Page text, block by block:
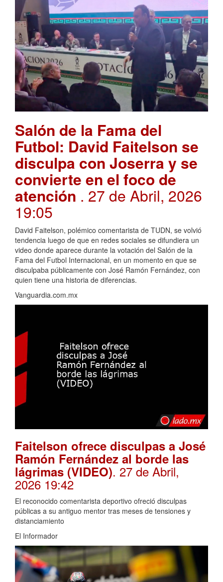
Salón de la Fama del
Futbol: David Faitelson se
disculpa con Joserra y se
convierte en el foco de
atención . 27 de Abril, 2026
19:05
David Faitelson, polémico comentarista de TUDN, se volvió
tendencia luego de que en redes sociales se difundiera un
video donde aparece durante la votación del Salón de la
Fama del Futbol Internacional, en un momento en que se
disculpaba públicamente con José Ramón Fernández, con
quien tiene una historia de diferencias.
Vanguardia.com.mx
Faitelson ofrece disculpas a José
Ramón Fernández al borde las
lágrimas (VIDEO). 27 de Abril,
2026 19:42
El reconocido comentarista deportivo ofreció disculpas
públicas a su antiguo mentor tras meses de tensiones y
distanciamiento
El Informador